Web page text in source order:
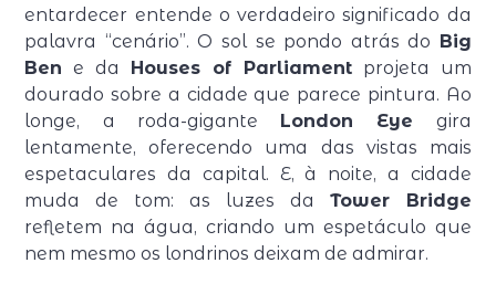
entardecer entende o verdadeiro significado da
palavra “cenário”. O sol se pondo atrás do Big
Ben e da Houses of Parliamentprojeta um
dourado sobre a cidade que parece pintura. Ao
longe, a roda-gigante London Eye gira
lentamente, oferecendo uma das vistas mais
espetaculares da capital. E, à noite, a cidade
muda de tom: as luzes da Tower Bridge
refletem na água, criando um espetáculo que
nem mesmo os londrinos deixam de admirar.